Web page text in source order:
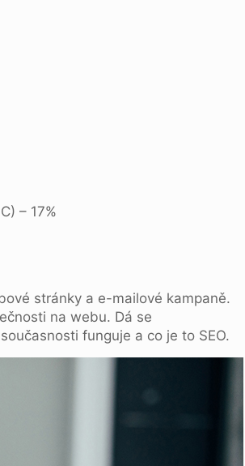
– 17%
stránky a e-mailové kampaně.
na webu. Dá se
funguje a co je to SEO.